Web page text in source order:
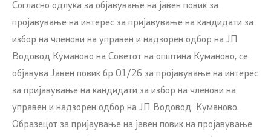
Согласно одлука за објавување на јавен повик за
пројавување на интерес за пријавување на кандидати за
избор на членови на управен и надзорен одбор на ЈП
Водовод Куманово на Советот на општина Куманово, се
објавува Јавен повик бр 01/26 за пројавување на интерес
за пријавување на кандидати за избор на членови на
управен и надзорен одбор на ЈП Водовод Куманово.
Образецот за пријаување на јавен повик на пројавување